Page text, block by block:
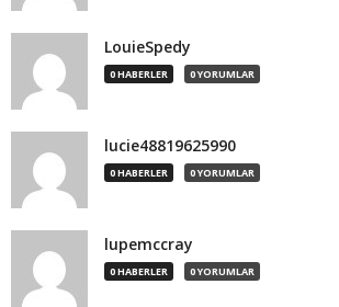
LouieSpedy
0 HABERLER 0 YORUMLAR
lucie48819625990
0 HABERLER 0 YORUMLAR
lupemccray
0 HABERLER 0 YORUMLAR